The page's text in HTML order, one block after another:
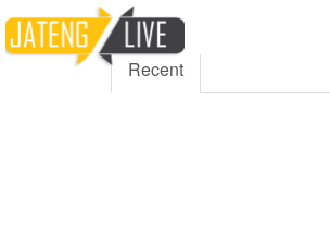
5000 Fans
Recent